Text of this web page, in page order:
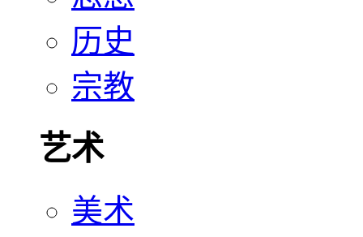
历史
宗教
艺术
美术